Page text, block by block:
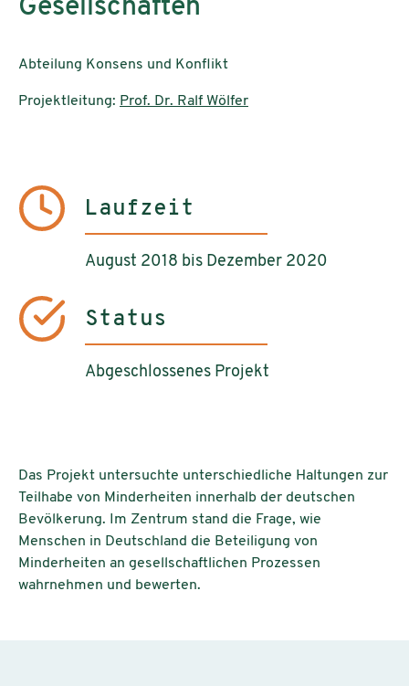
Gesellschaften
Abteilung Konsens und Konflikt
Projektleitung: Prof. Dr. Ralf Wölfer
Laufzeit
August 2018 bis Dezember 2020
Status
Abgeschlossenes Projekt
Das Projekt untersuchte unterschiedliche Haltungen zur
Teilhabe von Minderheiten innerhalb der deutschen
Bevölkerung. Im Zentrum stand die Frage, wie
Menschen in Deutschland die Beteiligung von
Minderheiten an gesellschaftlichen Prozessen
wahrnehmen und bewerten.